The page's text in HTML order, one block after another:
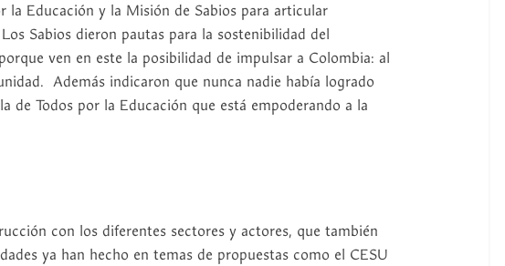
la Educación y la Misión de Sabios para articular
Sabios dieron pautas para la sostenibilidad del
ven en este la posibilidad de impulsar a Colombia: al
Además indicaron que nunca nadie había logrado
de Todos por la Educación que está empoderando a la
con los diferentes sectores y actores, que también
ya han hecho en temas de propuestas como el CESU